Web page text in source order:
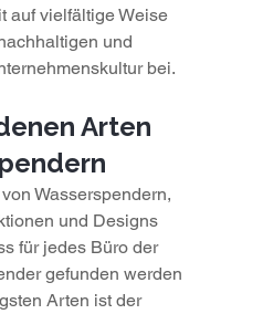
auf vielfältige Weise
und
bei.
Arten
Wasserspendern,
und Designs
für jedes Büro der
gefunden werden
Arten ist der